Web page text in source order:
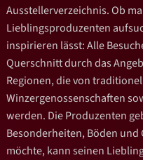
Ausstellerverzeichnis. Ob
Lieblingsproduzenten
inspirieren lässt: Alle
Querschnitt durch das
Regionen, die von
Winzergenossenschaften
werden. Die Produzenten
Besonderheiten, Böden
möchte, kann seinen